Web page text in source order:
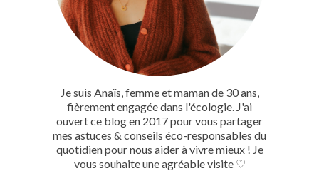
Je suis Anaïs, femme et maman de 30 ans,
fièrement engagée dans l'écologie. J'ai
ouvert ce blog en 2017 pour vous partager
mes astuces & conseils éco-responsables du
quotidien pour nous aider à vivre mieux ! Je
vous souhaite une agréable visite ♡